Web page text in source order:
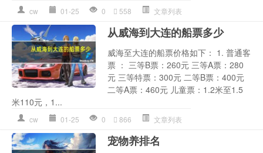
cw 01-25 0 558 文章列表
从威海到大连的船票多少
威海至大连的船票价格如下： 1. 普通客
票 ： 三等B票：260元 三等A票：280
元 三等特票：300元 二等B票：400元
二等A票：460元 儿童票：1.2米至1.5
米110元，1...
cw 01-25 0 866 文章列表
宠物养排名